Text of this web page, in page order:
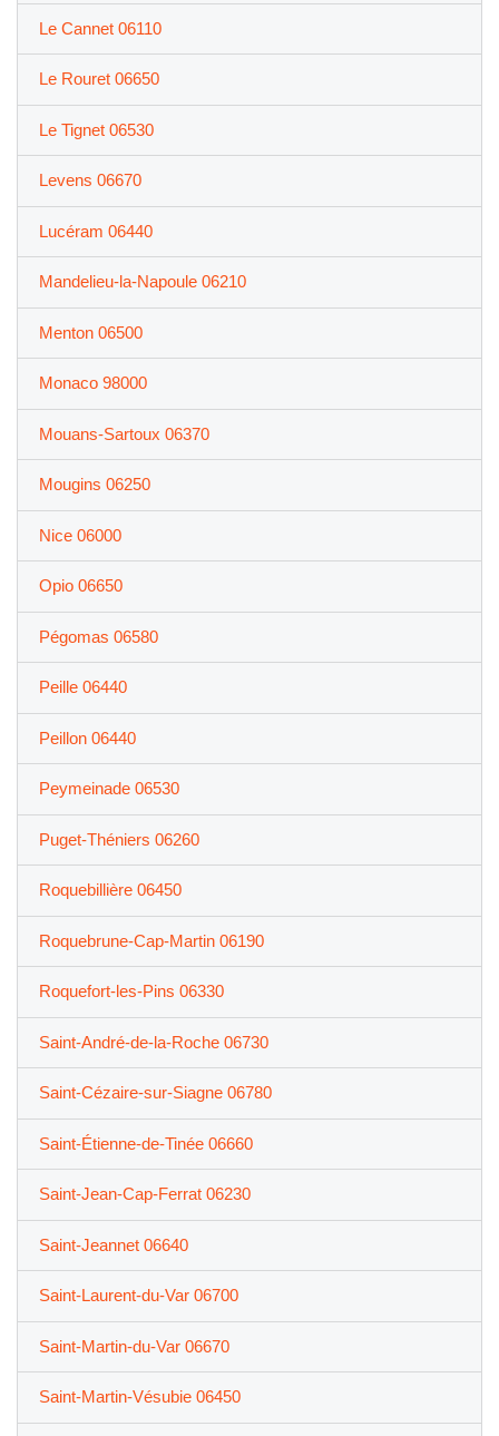
Le Cannet 06110
Le Rouret 06650
Le Tignet 06530
Levens 06670
Lucéram 06440
Mandelieu-la-Napoule 06210
Menton 06500
Monaco 98000
Mouans-Sartoux 06370
Mougins 06250
Nice 06000
Opio 06650
Pégomas 06580
Peille 06440
Peillon 06440
Peymeinade 06530
Puget-Théniers 06260
Roquebillière 06450
Roquebrune-Cap-Martin 06190
Roquefort-les-Pins 06330
Saint-André-de-la-Roche 06730
Saint-Cézaire-sur-Siagne 06780
Saint-Étienne-de-Tinée 06660
Saint-Jean-Cap-Ferrat 06230
Saint-Jeannet 06640
Saint-Laurent-du-Var 06700
Saint-Martin-du-Var 06670
Saint-Martin-Vésubie 06450